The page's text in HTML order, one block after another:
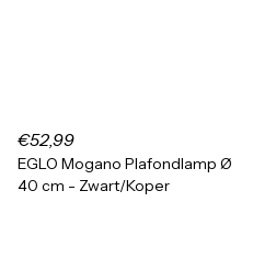
€52,99
EGLO Mogano Plafondlamp Ø
40 cm - Zwart/Koper